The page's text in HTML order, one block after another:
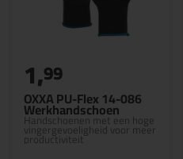
OXXA PU-Flex 14-086
Werkhandschoen
Handschoenen met een hoge
vingergevoeligheid voor meer
productiviteit
1,99